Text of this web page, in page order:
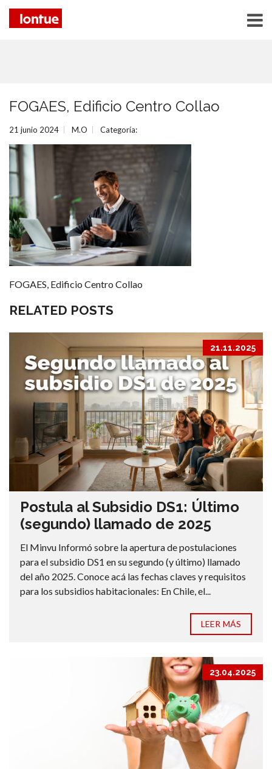
FOGAES, Edificio Centro Collao
21 junio 2024 M.O Categoría:
FOGAES, Edificio Centro Collao
RELATED POSTS
21.11.2025
Postula al Subsidio DS1: Último
(segundo) llamado de 2025
El Minvu Informó sobre la apertura de postulaciones
para el subsidio DS1 en su segundo (y último) llamado
del año 2025. Conoce acá las fechas claves y requisitos
para los subsidios habitacionales: En Chile, el...
LEER MÁS
23.04.2025